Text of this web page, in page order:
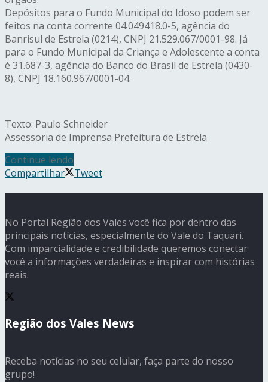
Depósitos para o Fundo Municipal do Idoso podem ser
feitos na conta corrente 04.049418.0-5, agência do
Banrisul de Estrela (0214), CNPJ 21.529.067/0001-98. Já
para o Fundo Municipal da Criança e Adolescente a conta
é 31.687-3, agência do Banco do Brasil de Estrela (0430-
8), CNPJ 18.160.967/0001-04.
Texto: Paulo Schneider
Assessoria de Imprensa Prefeitura de Estrela
Continue lendo
Compartilhar
Tweet
No Portal Região dos Vales você fica por dentro das
principais notícias, especialmente do Vale do Taquari.
Com imparcialidade e credibilidade queremos conectar
você a informações verdadeiras e inspirar com histórias
reais.
Região dos Vales News
Receba notícias no seu celular, faça parte do nosso
grupo!